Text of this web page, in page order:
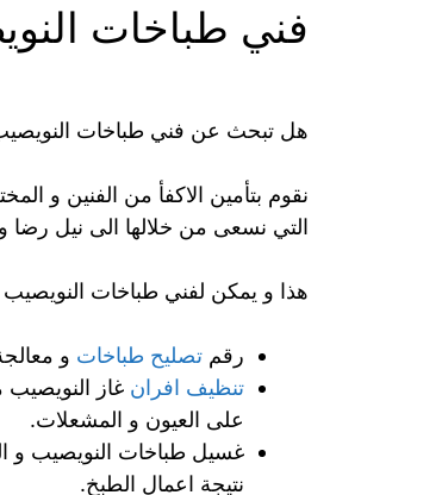
فني طباخات
هل تبحث عن فني طباخات النويصيب
نقوم بتأمين الاكفأ من الفنين
التي نسعى من خلالها الى نيل رضا
هذا و يمكن لفني طباخات
رقم تصليح طباخات و
تنظيف افران غاز النويصيب
على العيون و المشعلات.
غسيل طباخات النويصيب و
نتيجة اعمال الطبخ.